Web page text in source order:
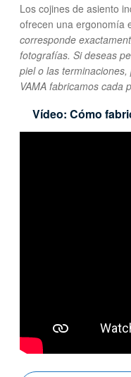
Los cojines de asiento
ofrecen una ergonomía
corresponde
fotografías. Si deseas
piel o las
VAMA fabricamos cada
Vídeo: Cómo